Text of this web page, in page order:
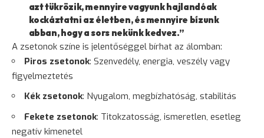
azt tükrözik, mennyire vagyunk hajlandóak
kockáztatni az életben, és mennyire bízunk
abban, hogy a sors nekünk kedvez.”
A zsetonok színe is jelentőséggel bírhat az álomban:
Piros zsetonok: Szenvedély, energia, veszély vagy
figyelmeztetés
Kék zsetonok: Nyugalom, megbízhatóság, stabilitás
Fekete zsetonok: Titokzatosság, ismeretlen, esetleg
negatív kimenetel